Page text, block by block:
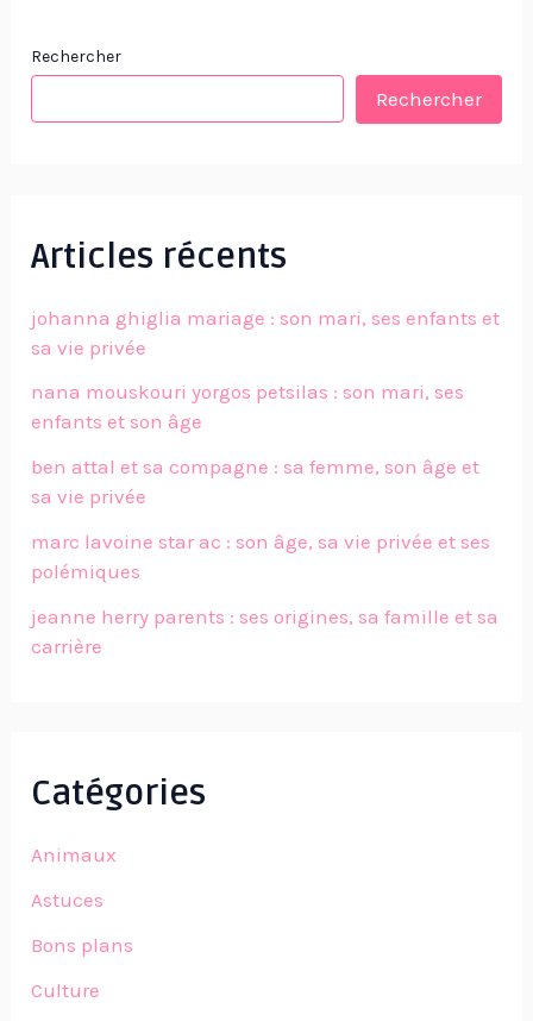
Rechercher
Rechercher
Articles récents
johanna ghiglia mariage : son mari, ses enfants et
sa vie privée
nana mouskouri yorgos petsilas : son mari, ses
enfants et son âge
ben attal et sa compagne : sa femme, son âge et
sa vie privée
marc lavoine star ac : son âge, sa vie privée et ses
polémiques
jeanne herry parents : ses origines, sa famille et sa
carrière
Catégories
Animaux
Astuces
Bons plans
Culture